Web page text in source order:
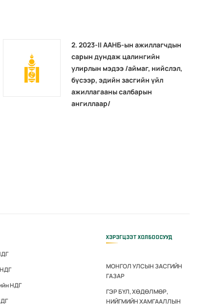
2. 2023-II ААНБ-ын ажиллагчдын
сарын дундаж цалингийн
улирлын мэдээ /аймаг, нийслэл,
бүсээр, эдийн засгийн үйл
ажиллагааны салбарын
ангиллаар/
НДГ
НДГ
ХЭРЭГЦЭЭТ ХОЛБООСУУД
МОНГОЛ УЛСЫН ЗАСГИЙН
ГАЗАР
ГЭР БҮЛ, ХӨДӨЛМӨР,
НИЙГМИЙН ХАМГААЛЛЫН